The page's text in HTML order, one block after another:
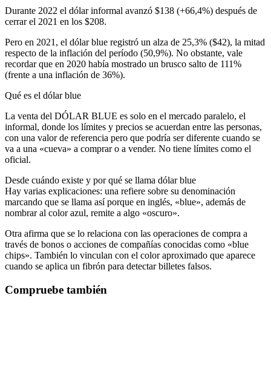
Durante 2022 el dólar informal avanzó $138 (+66,4%) después de
cerrar el 2021 en los $208.
Pero en 2021, el dólar blue registró un alza de 25,3% ($42), la mitad
respecto de la inflación del período (50,9%). No obstante, vale
recordar que en 2020 había mostrado un brusco salto de 111%
(frente a una inflación de 36%).
Qué es el dólar blue
La venta del DÓLAR BLUE es solo en el mercado paralelo, el
informal, donde los límites y precios se acuerdan entre las personas,
con una valor de referencia pero que podría ser diferente cuando se
va a una «cueva» a comprar o a vender. No tiene límites como el
oficial.
Desde cuándo existe y por qué se llama dólar blue
Hay varias explicaciones: una refiere sobre su denominación
marcando que se llama así porque en inglés, «blue», además de
nombrar al color azul, remite a algo «oscuro».
Otra afirma que se lo relaciona con las operaciones de compra a
través de bonos o acciones de compañías conocidas como «blue
chips». También lo vinculan con el color aproximado que aparece
cuando se aplica un fibrón para detectar billetes falsos.
Compruebe también